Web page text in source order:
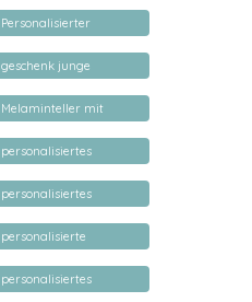
Personalisierter
Babyteller
geschenk junge
mädchen
Melaminteller mit
Namen
personalisiertes
Babygeschenk
Mädchen
personalisiertes
Babygeschenk Junge
personalisierte
Geschenke Kind 1 Jahr
personalisiertes